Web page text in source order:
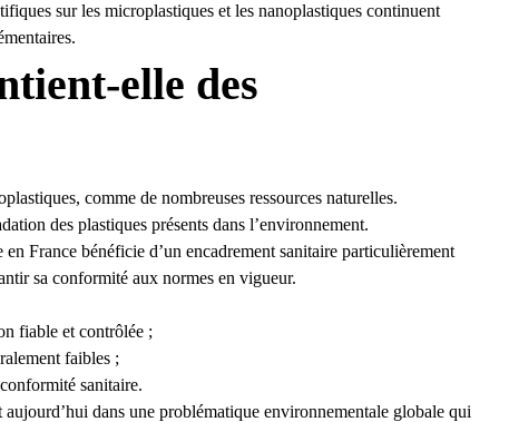
sur les microplastiques et les nanoplastiques continuent
elle des
comme de nombreuses ressources naturelles.
des plastiques présents dans l’environnement.
France bénéficie d’un encadrement sanitaire particulièrement
sa conformité aux normes en vigueur.
fiable et contrôlée ;
faibles ;
sanitaire.
dans une problématique environnementale globale qui